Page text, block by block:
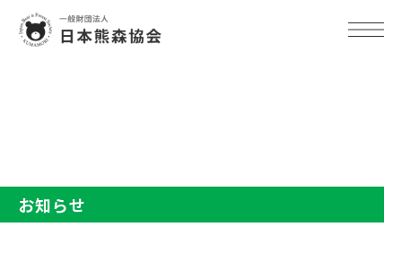
お知らせ